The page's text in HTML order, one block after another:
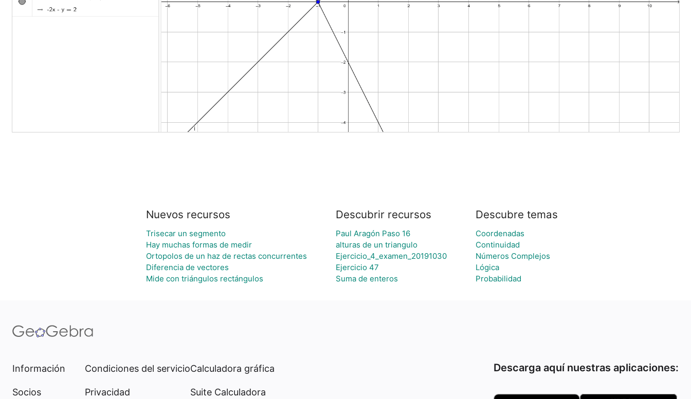
Nuevos recursos
Trisecar un segmento
Hay muchas formas de medir
Ortopolos de un haz de rectas concurrentes
Diferencia de vectores
Mide con triángulos rectángulos
Descubrir recursos
Paul Aragón Paso 16
alturas de un triangulo
Ejercicio_4_examen_20191030
Ejercicio 47
Suma de enteros
Descubre temas
Coordenadas
Continuidad
Números Complejos
Lógica
Probabilidad
Información
Socios
Condiciones del servicio
Privacidad
Calculadora gráfica
Suite Calculadora
Descarga aquí nuestras aplicaciones: